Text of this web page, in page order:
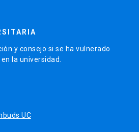
y consejo si se ha vulnerado
la universidad.
UC